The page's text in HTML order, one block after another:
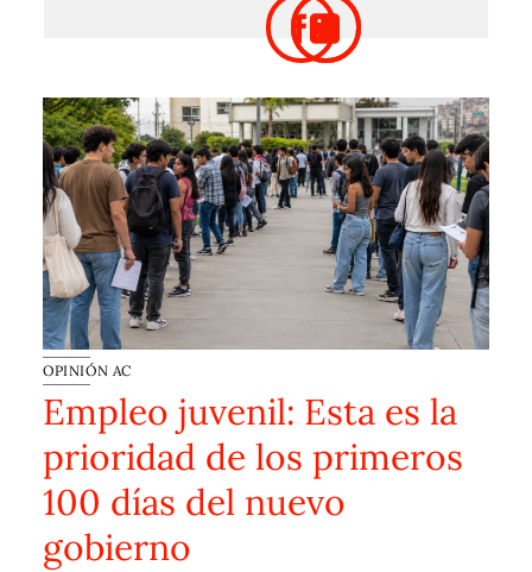
OPINIÓN AC
Empleo juvenil: Esta es la
prioridad de los primeros
100 días del nuevo
gobierno